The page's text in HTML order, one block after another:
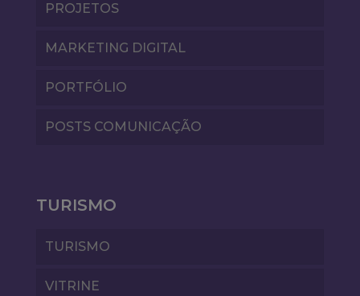
PROJETOS
MARKETING DIGITAL
PORTFÓLIO
POSTS COMUNICAÇÃO
TURISMO
TURISMO
VITRINE